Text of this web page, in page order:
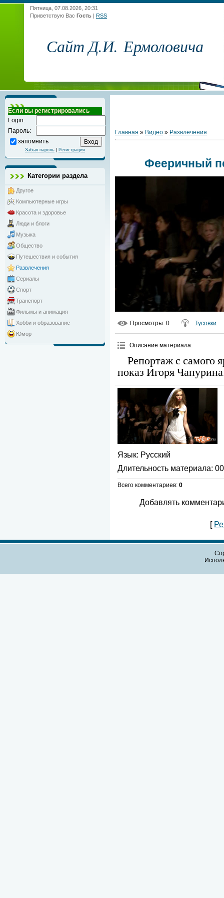
Пятница, 07.08.2026, 20:31
Приветствую Вас Гость | RSS
Сайт Д.И. Ермоловича
Если вы регистрировались
Login:
Пароль:
запомнить
Забыл пароль Регистрация
Категории раздела
Другое
Компьютерные игры
Красота и здоровье
Люди и блоги
Музыка
Общество
Путешествия и события
Развлечения
Сериалы
Спорт
Транспорт
Фильмы и анимация
Хобби и образование
Юмор
Главная » Видео » Развлечения
Фееричный
Просмотры: 0 Тусовки
Описание материала:
Репортаж с самого
показ Игоря
Язык: Русский
Длительность материала:
Всего комментариев: 0
Добавлять
[